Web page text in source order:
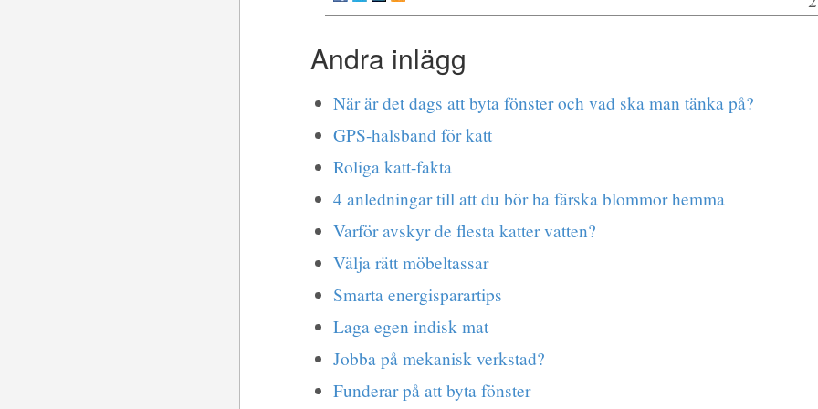
Andra inlägg
När är det dags att byta fönster och vad ska man tänka på?
GPS-halsband för katt
Roliga katt-fakta
4 anledningar till att du bör ha färska blommor hemma
Varför avskyr de flesta katter vatten?
Välja rätt möbeltassar
Smarta energisparartips
Laga egen indisk mat
Jobba på mekanisk verkstad?
Funderar på att byta fönster